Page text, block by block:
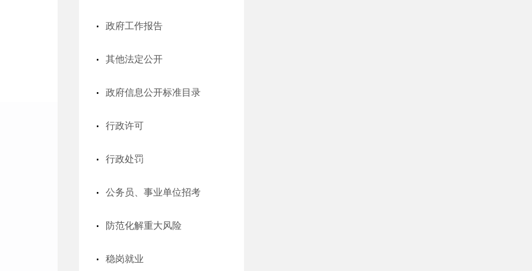
政府工作报告
其他法定公开
政府信息公开标准目录
行政许可
行政处罚
公务员、事业单位招考
防范化解重大风险
稳岗就业